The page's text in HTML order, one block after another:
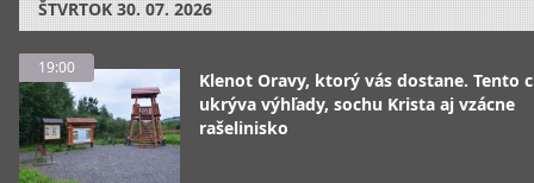
ŠTVRTOK 30. 07. 2026
19:00
Klenot Oravy, ktorý vás dostane. Tento
ukrýva výhľady, sochu Krista aj vzácne
rašelinisko